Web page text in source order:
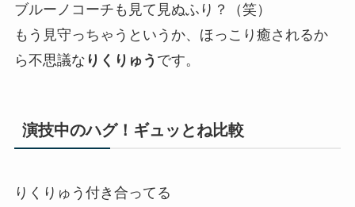
ブルーノコーチも見て見ぬふり？（笑）
もう見守っちゃうというか、ほっこり癒されるか
ら不思議な りくりゅう です。
演技中のハグ！ギュッとね比較
りくりゅう付き合ってる